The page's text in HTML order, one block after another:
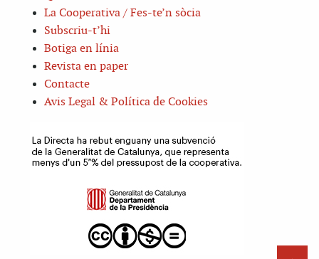
La Cooperativa / Fes-te’n sòcia
Subscriu-t’hi
Botiga en línia
Revista en paper
Contacte
Avis Legal & Política de Cookies